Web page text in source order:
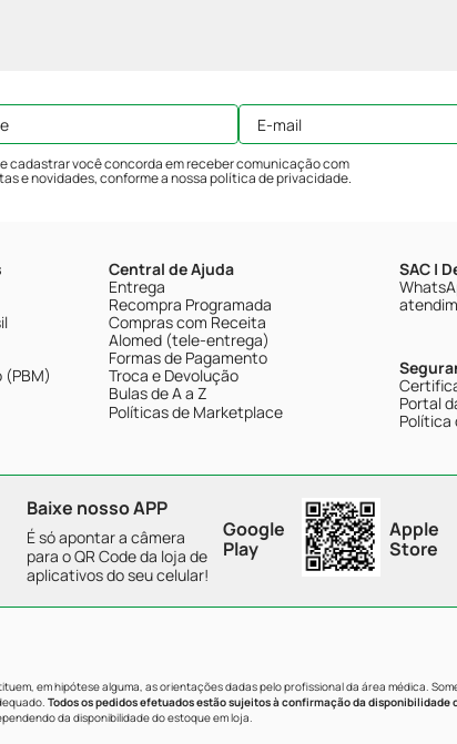
cadastrar você concorda em receber comunicação com
e novidades, conforme a nossapolítica de privacidade.
(PBM)
Central de Ajuda
Entrega
Recompra Programada
Compras com Receita
Alomed (tele-entrega)
Formas de Pagamento
Troca e Devolução
Bulas de A a Z
Políticas de Marketplace
SAC |
Portal
Política
Baixe nosso APP
É só apontar a câmera
para o QR Code da loja de
aplicativos do seu celular!
Google
Play
Apple
Store
em hipótese alguma, as orientações dadas pelo profissional da área médica.
Todos os pedidos efetuados estão sujeitos à confirmação da disponibilidade
da disponibilidade do estoque em loja.